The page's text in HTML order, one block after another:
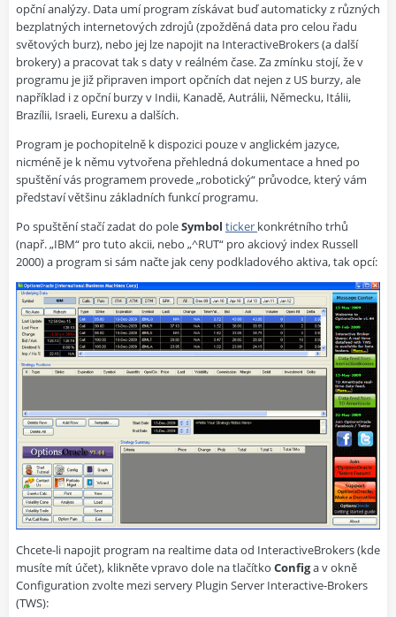
opční analýzy. Data umí program získávat buď automaticky z různých
bezplatných internetových zdrojů (zpožděná data pro celou řadu
světových burz), nebo jej lze napojit na InteractiveBrokers (a další
brokery) a pracovat tak s daty v reálném čase. Za zmínku stojí, že v
programu je již připraven import opčních dat nejen z US burzy, ale
například i z opční burzy v Indii, Kanadě, Autrálii, Německu, Itálii,
Brazílii, Israeli, Eurexu a dalších.
Program je pochopitelně k dispozici pouze v anglickém jazyce,
nicméně je k němu vytvořena přehledná dokumentace a hned po
spuštění vás programem provede „robotický“ průvodce, který vám
představí většinu základních funkcí programu.
Po spuštění stačí zadat do poleSymbol ticker konkrétního trhů
(např. „IBM“ pro tuto akcii, nebo „^RUT“ pro akciový index Russell
2000) a program si sám načte jak ceny podkladového aktiva, tak opcí:
Chcete-li napojit program na realtime data od InteractiveBrokers (kde
musíte mít účet), klikněte vpravo dole na tlačítko Configa v okně
Configuration zvolte mezi servery Plugin Server Interactive-Brokers
(TWS):